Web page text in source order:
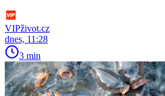
VIPživot.cz
dnes, 11:28
3 min